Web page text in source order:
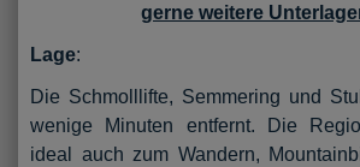
gerne weitere
Lage:
Die Schmolllifte, Semmering und
wenige Minuten entfernt. Die
ideal auch zum Wandern,